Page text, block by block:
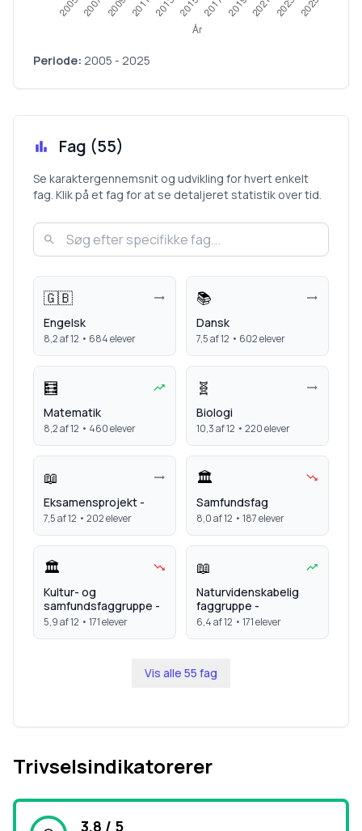
Periode: 2005 - 2025
Fag (55)
Se karaktergennemsnit og udvikling for hvert enkelt
fag. Klik på et fag for at se detaljeret statistik over tid.
🇬🇧
Engelsk
8,2af 12 • 684elever
📚
Dansk
7,5af 12 • 602elever
🧮
Matematik
8,2af 12 • 460elever
🧬
Biologi
10,3af 12 • 220elever
📖
Eksamensprojekt -
7,5af 12 • 202elever
🏛️
Samfundsfag
8,0af 12 • 187elever
🏛️
Kultur- og
samfundsfaggruppe -
5,9af 12 • 171elever
📖
Naturvidenskabelig
faggruppe -
6,4af 12 • 171elever
Vis alle 55 fag
Trivselsindikatorerer
3,8 / 5